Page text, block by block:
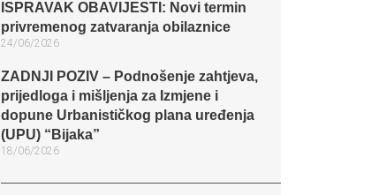
ISPRAVAK OBAVIJESTI: Novi termin
privremenog zatvaranja obilaznice​
24/06/2026
ZADNJI POZIV – Podnošenje zahtjeva,
prijedloga i mišljenja za Izmjene i
dopune Urbanističkog plana uređenja
(UPU) “Bijaka”
18/06/2026